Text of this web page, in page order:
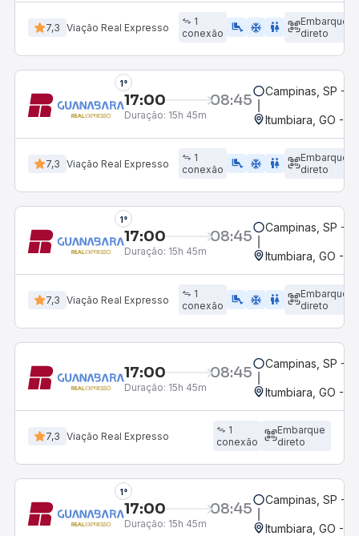
7,3 Viação Real Expresso
1
conexão
airline_seat_legroom_extra ac_unit wc
Embarque
direto
1°
17:00 08:45
Duração: 15h 45m
Campinas, SP -
Itumbiara, GO -
7,3 Viação Real Expresso
1
conexão
airline_seat_legroom_extra ac_unit WC
Embarque
direto
1°
17:00 08:45
Duração: 15h 45m
Campinas, SP -
Itumbiara, GO -
7,3 Viação Real Expresso
1
conexão
airline_seat_legroom_extra ac_unit wc
Embarque
direto
17:00 08:45
Duração: 15h 45m
Campinas, SP -
Itumbiara, GO -
7,3 Viação Real Expresso
1
conexão
Embarque
direto
1°
17:00 08:45
Duração: 15h 45m
Campinas, SP -
Itumbiara, GO -